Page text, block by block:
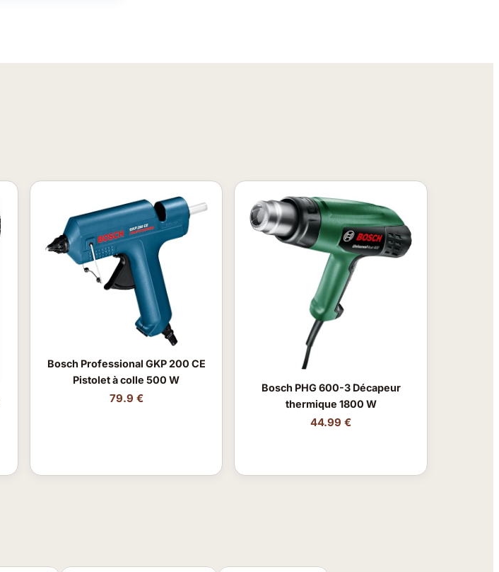
Bosch Professional GKP 200 CE
Pistolet à colle 500 W
79.9 €
Bosch PHG 600-3 Décapeur
thermique 1800 W
44.99 €